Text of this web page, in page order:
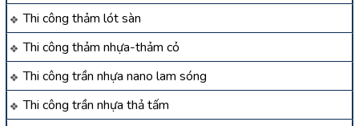
Thi công thảm lót sàn
Thi công thảm nhựa-thảm cỏ
Thi công trần nhựa nano lam sóng
Thi công trần nhựa thả tấm